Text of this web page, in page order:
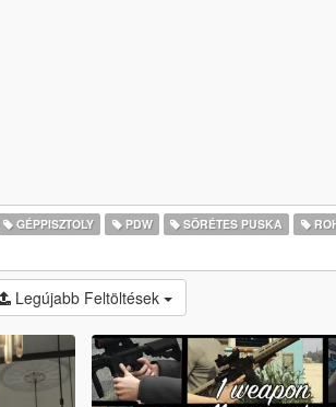
GÉPPISZTOLY PDW SÖRÉTES PUSKA
Legújabb Feltöltések